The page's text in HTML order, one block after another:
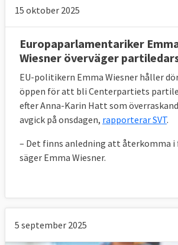
15 oktober 2025
Europaparlamentariker
Wiesner överväger
EU-politikern Emma Wiesner håller
öppen för att bli Centerpartiets
efter Anna-Karin Hatt som
avgick på onsdagen, rapporterar SVT.
– Det finns anledning att återkomma i
säger Emma Wiesner.
5 september 2025